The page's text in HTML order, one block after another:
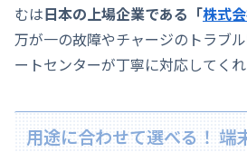
むは日本の上場企業である「株式
万が一の故障やチャージのトラブ
ートセンターが丁寧に対応してくれ
用途に合わせて選べる！ 端